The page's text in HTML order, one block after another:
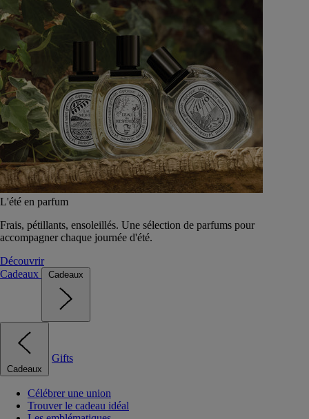
L'été en parfum
Frais, pétillants, ensoleillés. Une sélection de parfums pour
accompagner chaque journée d'été.
Découvrir
Cadeaux
Cadeaux
Cadeaux
Gifts
Célébrer une union
Trouver le cadeau idéal